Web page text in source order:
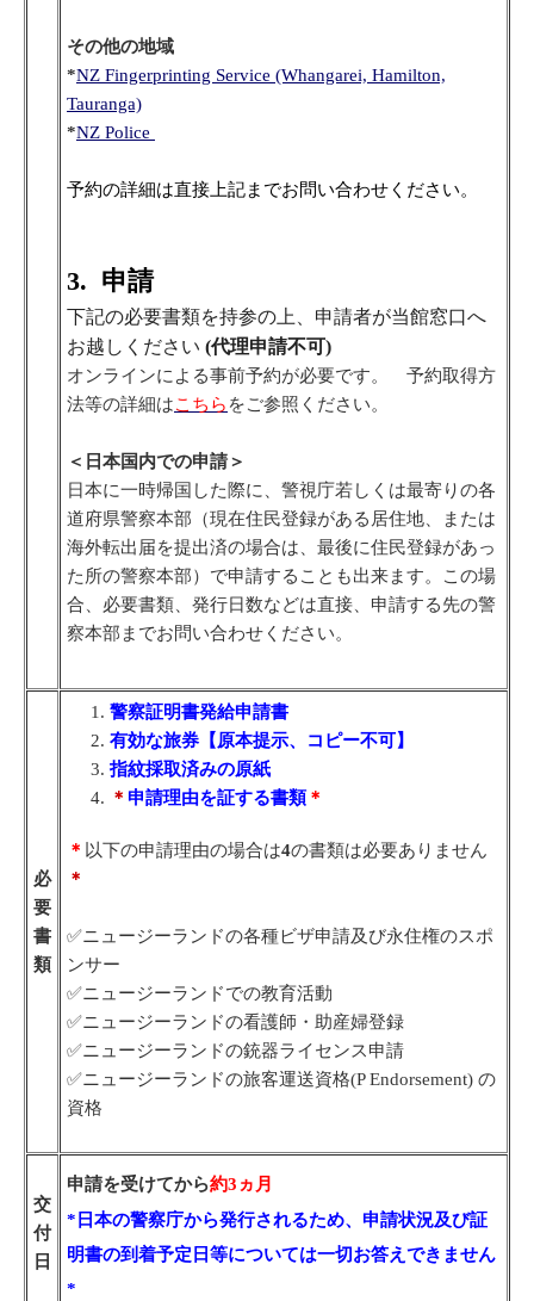
その他の地域
*NZ Fingerprinting Service (Whangarei, Hamilton,
Tauranga)
*NZ Police
予約の詳細は直接上記までお問い合わせください。
3. 申請
下記の必要書類を持参の上、申請者が当館窓口へ
お越しください (代理申請不可)
オンラインによる事前予約が必要です。 予約取得方
法等の詳細はこちら をご参照ください。
＜日本国内での申請＞
日本に一時帰国した際に、警視庁若しくは最寄りの各
道府県警察本部（現在住民登録がある居住地、または
海外転出届を提出済の場合は、最後に住民登録があっ
た所の警察本部）で申請することも出来ます。この場
合、必要書類、発行日数などは直接、申請する先の警
察本部までお問い合わせください。
必
要
書
類
警察証明書発給申請書
有効な旅券【原本提示、コピー不可】
指紋採取済みの原紙
＊ 申請理由を証する書類 ＊
＊ 以下の申請理由の場合は4の書類は必要ありません
＊
✅ニュージーランドの各種ビザ申請及び永住権のスポ
ンサー
✅ニュージーランドでの教育活動
✅ニュージーランドの看護師・助産婦登録
✅ニュージーランドの銃器ライセンス申請
✅ニュージーランドの旅客運送資格(P Endorsement) の
資格
交
付
日
申請を受けてから約3ヵ月
*日本の警察庁から発行されるため、申請状況及び証
明書の到着予定日等については一切お答えできません
*